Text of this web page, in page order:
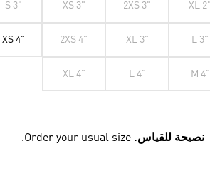
XL 2"
2XS 3"
XS 3"
S 3"
L 3"
XL 3"
2XS 4"
XS 4"
M 4"
L 4"
XL 4"
نصيحة للقياس.Order your usual size.